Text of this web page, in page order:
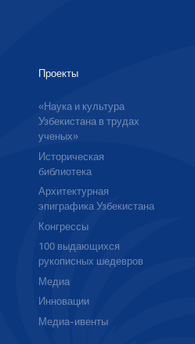
Проекты
«Наука и культура
Узбекистана в трудах
ученых»
Историческая
библиотека
Архитектурная
эпиграфика Узбекистана
Конгрессы
100 выдающихся
рукописных шедевров
Медиа
Инновации
Медиа-ивенты